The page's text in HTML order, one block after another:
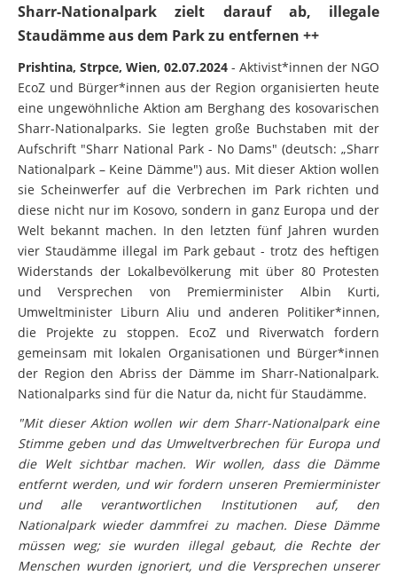
Sharr-Nationalpark zielt darauf ab, illegale
Staudämme aus dem Park zu entfernen ++
Prishtina, Strpce, Wien, 02.07.2024 - Aktivist*innen der NGO
EcoZ und Bürger*innen aus der Region organisierten heute
eine ungewöhnliche Aktion am Berghang des kosovarischen
Sharr-Nationalparks. Sie legten große Buchstaben mit der
Aufschrift "Sharr National Park - No Dams" (deutsch: „Sharr
Nationalpark – Keine Dämme") aus. Mit dieser Aktion wollen
sie Scheinwerfer auf die Verbrechen im Park richten und
diese nicht nur im Kosovo, sondern in ganz Europa und der
Welt bekannt machen. In den letzten fünf Jahren wurden
vier Staudämme illegal im Park gebaut - trotz des heftigen
Widerstands der Lokalbevölkerung mit über 80 Protesten
und Versprechen von Premierminister Albin Kurti,
Umweltminister Liburn Aliu und anderen Politiker*innen,
die Projekte zu stoppen. EcoZ und Riverwatch fordern
gemeinsam mit lokalen Organisationen und Bürger*innen
der Region den Abriss der Dämme im Sharr-Nationalpark.
Nationalparks sind für die Natur da, nicht für Staudämme.
"Mit dieser Aktion wollen wir dem Sharr-Nationalpark eine
Stimme geben und das Umweltverbrechen für Europa und
die Welt sichtbar machen. Wir wollen, dass die Dämme
entfernt werden, und wir fordern unseren Premierminister
und alle verantwortlichen Institutionen auf, den
Nationalpark wieder dammfrei zu machen. Diese Dämme
müssen weg; sie wurden illegal gebaut, die Rechte der
Menschen wurden ignoriert, und die Versprechen unserer